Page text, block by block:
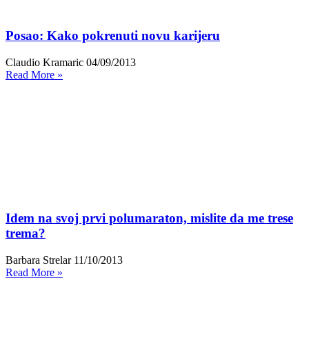
Posao: Kako pokrenuti novu karijeru
Claudio Kramaric 04/09/2013
Read More »
Idem na svoj prvi polumaraton, mislite da me trese
trema?
Barbara Strelar 11/10/2013
Read More »